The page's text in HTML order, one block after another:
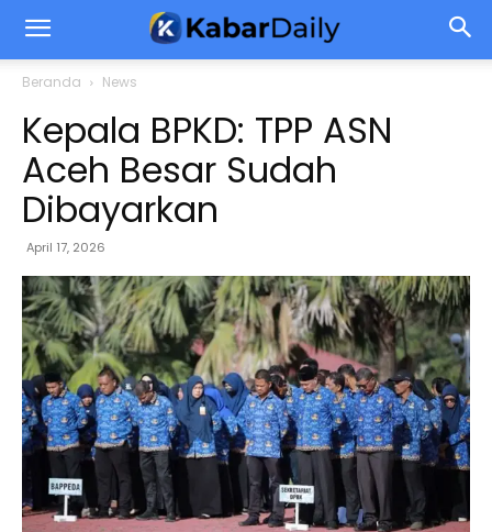
Beranda News
Kepala BPKD: TPP ASN
Aceh Besar Sudah
Dibayarkan
April 17, 2026